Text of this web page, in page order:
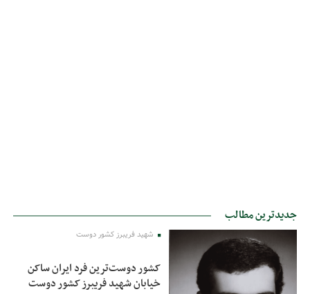
جدیدترین مطالب
شهید فریبرز کشور دوست
کشور دوست‌ترین فرد ایران ساکن
خیابان شهید فریبرز کشور دوست